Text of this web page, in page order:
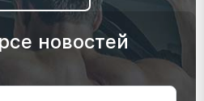
новостей